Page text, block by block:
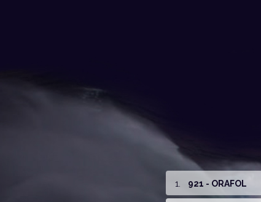
1. 921 - ORAFOL